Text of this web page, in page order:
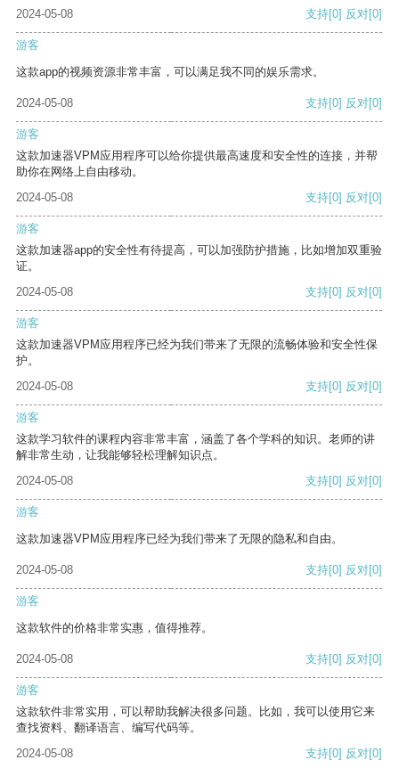
2024-05-08 支持[0] 反对[0]
游客
这款app的视频资源非常丰富，可以满足我不同的娱乐需求。
2024-05-08 支持[0] 反对[0]
游客
这款加速器VPM应用程序可以给你提供最高速度和安全性的连接，并帮
助你在网络上自由移动。
2024-05-08
支持[0] 反对[0]
游客
这款加速器app的安全性有待提高，可以加强防护措施，比如增加双重验
证。
2024-05-08
支持[0] 反对[0]
游客
这款加速器VPM应用程序已经为我们带来了无限的流畅体验和安全性保
护。
2024-05-08
支持[0] 反对[0]
游客
这款学习软件的课程内容非常丰富，涵盖了各个学科的知识。老师的讲
解非常生动，让我能够轻松理解知识点。
2024-05-08
支持[0] 反对[0]
游客
这款加速器VPM应用程序已经为我们带来了无限的隐私和自由。
2024-05-08 支持[0] 反对[0]
游客
这款软件的价格非常实惠，值得推荐。
2024-05-08 支持[0] 反对[0]
游客
这款软件非常实用，可以帮助我解决很多问题。比如，我可以使用它来
查找资料、翻译语言、编写代码等。
2024-05-08
支持[0] 反对[0]